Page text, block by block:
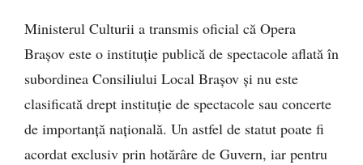
Ministerul Culturii a transmis oficial că Opera
Brașov este o instituție publică de spectacole aflată în
subordinea Consiliului Local Brașov și nu este
clasificată drept instituție de spectacole sau concerte
de importanță națională. Un astfel de statut poate fi
acordat exclusiv prin hotărâre de Guvern, iar pentru